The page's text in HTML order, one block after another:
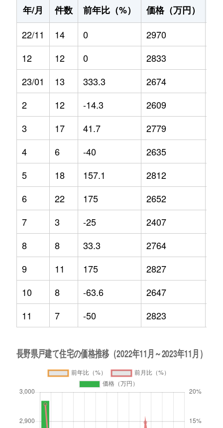
年/月
件数 前年比（%） 価格（万円）
22/11
14 0 2970
12
12 0 2833
23/01
13 333.3 2674
2
12 -14.3 2609
3
17 41.7 2779
4
6 -40 2635
5
18 157.1 2812
6
22 175 2652
7
3 -25 2407
8
8 33.3 2764
9
11 175 2827
10
8 -63.6 2647
11
7 -50 2823